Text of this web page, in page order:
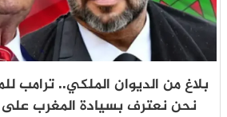
بلاغ من الديوان الملكي.. ترامب
نحن نعترف بسيادة المغرب على